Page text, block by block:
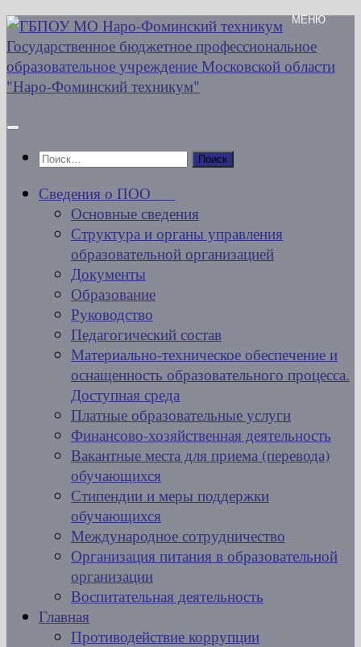
Перейти
к
содержимому
Найти:
Сведения о ПОО
Основные сведения
Структура и органы управления
образовательной организацией
Документы
Образование
Руководство
Педагогический состав
Материально-техническое обеспечение и
оснащенность образовательного процесса.
Доступная среда
Платные образовательные услуги
Финансово-хозяйственная деятельность
Вакантные места для приема (перевода)
обучающихся
Стипендии и меры поддержки
обучающихся
Международное сотрудничество
Организация питания в образовательной
организации
Воспитательная деятельность
Главная
Противодействие коррупции